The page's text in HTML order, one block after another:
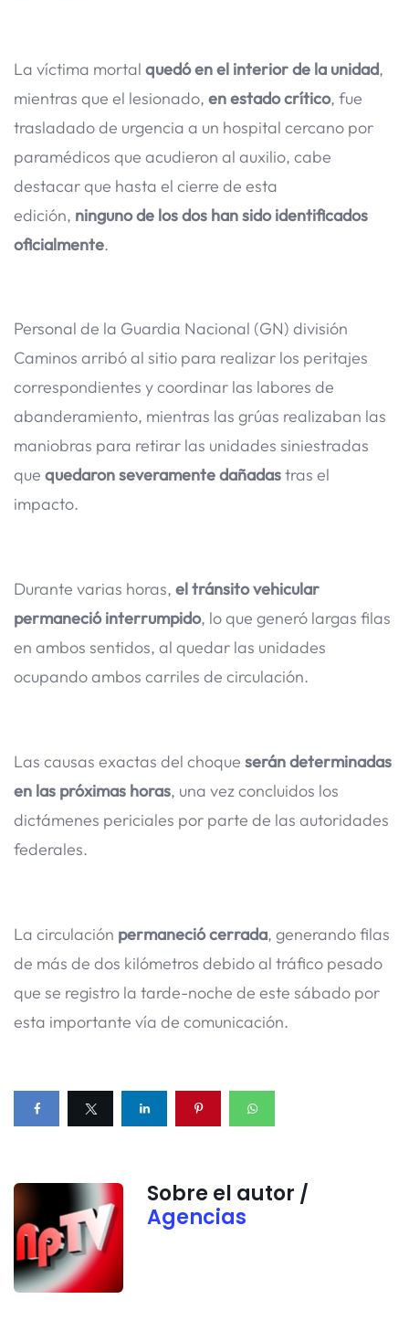
La víctima mortal quedó en el interior de la unidad,
mientras que el lesionado, en estado crítico, fue
trasladado de urgencia a un hospital cercano por
paramédicos que acudieron al auxilio, cabe
destacar que hasta el cierre de esta
edición, ninguno de los dos han sido identificados
oficialmente.
Personal de la Guardia Nacional (GN) división
Caminos arribó al sitio para realizar los peritajes
correspondientes y coordinar las labores de
abanderamiento, mientras las grúas realizaban las
maniobras para retirar las unidades siniestradas
que quedaron severamente dañadastras el
impacto.
Durante varias horas, el tránsito vehicular
permaneció interrumpido, lo que generó largas filas
en ambos sentidos, al quedar las unidades
ocupando ambos carriles de circulación.
Las causas exactas del choque serán determinadas
en las próximas horas, una vez concluidos los
dictámenes periciales por parte de las autoridades
federales.
La circulación permaneció cerrada, generando filas
de más de dos kilómetros debido al tráfico pesado
que se registro la tarde-noche de este sábado por
esta importante vía de comunicación.
Sobre el autor /
Agencias